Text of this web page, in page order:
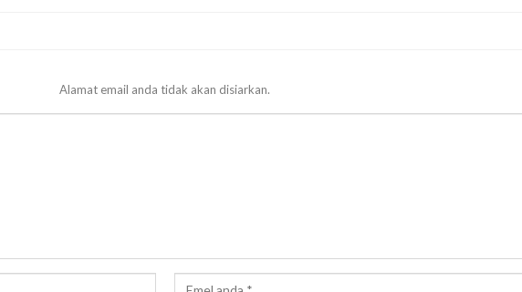
Alamat email anda tidak akan disiarkan.